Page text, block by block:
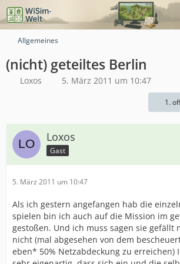
Allgemeines
(nicht) geteiltes Berlin
Loxos 5. März 2011 um 10:47
1.
Loxos
Gast
5. März 2011 um 10:47
Als ich gestern angefangen hab die
spielen bin ich auch auf die Mission im
gestoßen. Und ich muss sagen sie gefällt
nicht (mal abgesehen von dem
eben* 50% Netzabdeckung zu erreichen)